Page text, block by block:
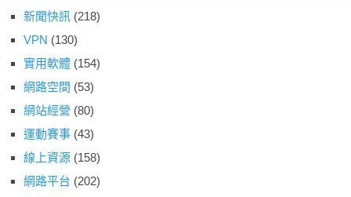
新聞快訊 (218)
VPN (130)
實用軟體 (154)
網路空間 (53)
網站經營 (80)
運動賽事 (43)
線上資源 (158)
網路平台 (202)